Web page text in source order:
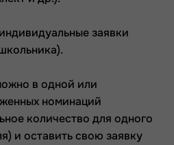
заявки
в одной или
номинаций
количество для одного
и оставить свою заявку